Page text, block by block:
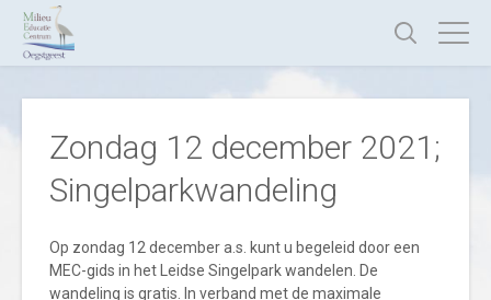
Zondag 12 december 2021;
Singelparkwandeling
Op zondag 12 december a.s. kunt u begeleid door een
MEC-gids in het Leidse Singelpark wandelen. De
wandeling is gratis. In verband met de maximale